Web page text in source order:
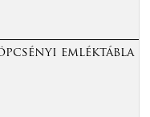
emléktábla